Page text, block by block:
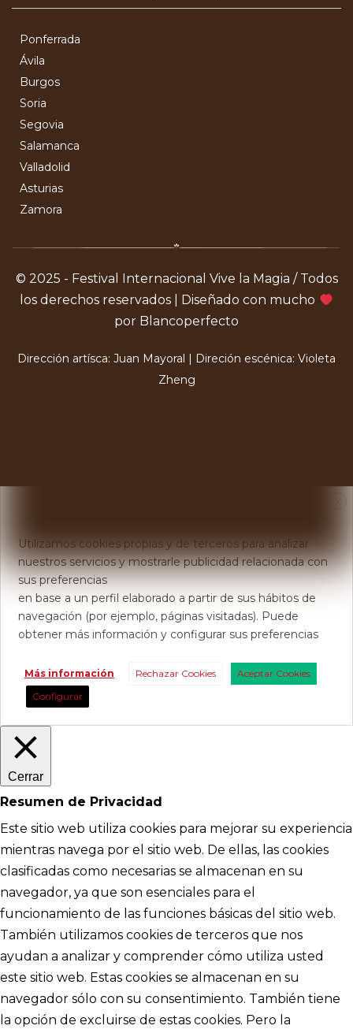
Ponferrada
Ávila
Burgos
Soria
Segovia
Salamanca
Valladolid
Asturias
Zamora
© 2025 - Festival Internacional Vive la Magia / Todos
los derechos reservados | Diseñado con mucho
por Blancoperfecto
Dirección artísca: Juan Mayoral | Direción escénica: Violeta
Zheng
Utilizamos cookies propias y de terceros para analizar
nuestros servicios y mostrarle publicidad relacionada con
sus preferencias
en base a un perfil elaborado a partir de sus hábitos de
navegación (por ejemplo, páginas visitadas). Puede
obtener más información y configurar sus preferencias
Más información Rechazar Cookies
Aceptar Cookies
Configurar
Cerrar
Resumen de Privacidad
Este sitio web utiliza cookies para mejorar su experiencia
mientras navega por el sitio web. De ellas, las cookies
clasificadas como necesarias se almacenan en su
navegador, ya que son esenciales para el
funcionamiento de las funciones básicas del sitio web.
También utilizamos cookies de terceros que nos
ayudan a analizar y comprender cómo utiliza usted
este sitio web. Estas cookies se almacenan en su
navegador sólo con su consentimiento. También tiene
la opción de excluirse de estas cookies. Pero la